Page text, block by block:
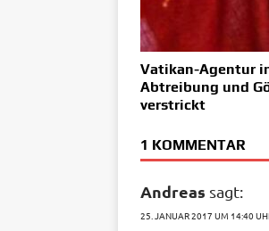
Vatikan-Agentur
Abtreibung und
verstrickt
1 KOMMENTAR
Andreas sagt:
25. JANUAR 2017 UM 14:40